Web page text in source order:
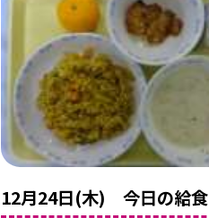
12月24日(木) 今日の給食